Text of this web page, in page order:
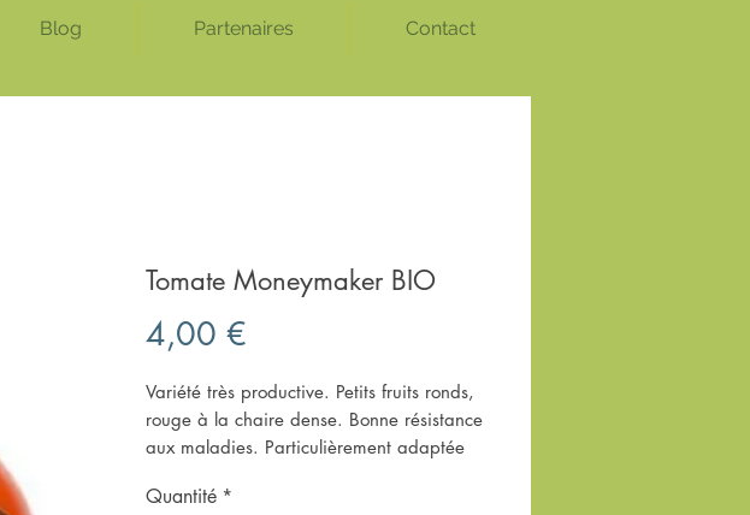
Blog Partenaires Contact
Tomate Moneymaker BIO
4,00 €
Variété très productive. Petits fruits ronds,
rouge à la chaire dense. Bonne résistance
aux maladies. Particulièrement adaptée
croissance indéterminée.
Quantité *